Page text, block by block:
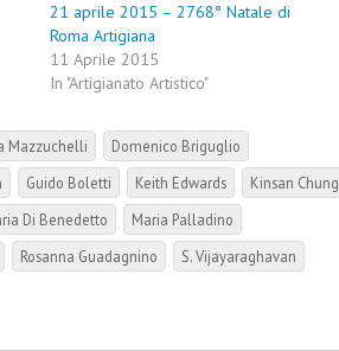
21 aprile 2015 – 2768° Natale di
Roma Artigiana
11 Aprile 2015
In "Artigianato Artistico"
Mazzuchelli
Domenico Briguglio
Guido Boletti Keith Edwards
Kinsan Chung
Di Benedetto
Maria Palladino
Rosanna Guadagnino
S. Vijayaraghavan